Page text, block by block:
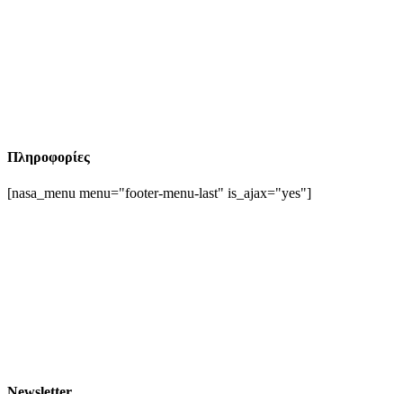
Πληροφορίες
[nasa_menu menu="footer-menu-last" is_ajax="yes"]